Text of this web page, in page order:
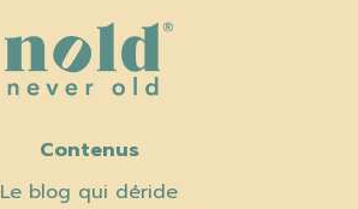
Contenus
Le blog qui déride